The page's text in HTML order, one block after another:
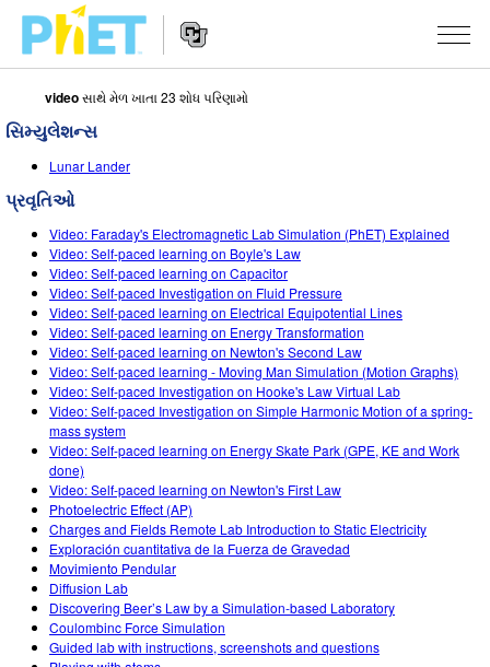
PhET
વેબસાઇટ
શોધો
Navigation
સિમ્યુલેશન્સ
બધા સિમ્સ
ભૌતિકવિજ્ઞાન
ગણિત
રસાયણવિજ્ઞાન
અર્થ સાયન્સ
બાયોલોજી
ભાષાંતરીત સિમ્સ
Customizable Sims
STUDIO
About Studio
Customizable Sims
Start a Free Trial
Purchase a License
ભણાવવું
એક્ટિવિટીઝ બ્રાઉઝ કરો
તમારી એક્ટિવિટીઝ શેર કરો
Activity Contribution Guidelines
વર્ચ્યુઅલ વર્કશોપ્સ
Professional Learning with PhET
Teaching with PhET
સંશોધન
પહેલ
ઇંકલુઝિવ ડિઝાઇન
PhET ગ્લોબલ
Data Fluency
STEM એડમાં DEIB
SceneryStack OSE
Impact Report
સાઇન ઇન કરો / નોંધણી કરો
સાઇન ઇન કરો / નોંધણી કરો
videoસાથે મેળ ખાતા 23 શોધ પરિણામો
સિમ્યુલેશન્સ
Lunar Lander
પ્રવૃતિઓ
Video: Faraday's Electromagnetic Lab Simulation (PhET) Explained
Video: Self-paced learning on Boyle's Law
Video: Self-paced learning on Capacitor
Video: Self-paced Investigation on Fluid Pressure
Video: Self-paced learning on Electrical Equipotential Lines
Video: Self-paced learning on Energy Transformation
Video: Self-paced learning on Newton's Second Law
Video: Self-paced learning - Moving Man Simulation (Motion Graphs)
Video: Self-paced Investigation on Hooke's Law Virtual Lab
Video: Self-paced Investigation on Simple Harmonic Motion of a spring-
mass system
Video: Self-paced learning on Energy Skate Park (GPE, KE and Work
done)
Video: Self-paced learning on Newton's First Law
Photoelectric Effect (AP)
Charges and Fields Remote Lab Introduction to Static Electricity
Exploración cuantitativa de la Fuerza de Gravedad
Movimiento Pendular
Diffusion Lab
Discovering Beer’s Law by a Simulation-based Laboratory
Coulombinc Force Simulation
Guided lab with instructions, screenshots and questions